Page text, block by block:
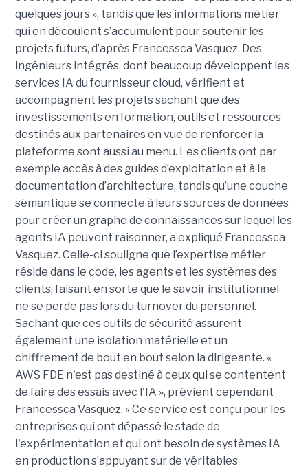
quelques jours », tandis que les informations métier
qui en découlent s’accumulent pour soutenir les
projets futurs, d’après Francessca Vasquez. Des
ingénieurs intégrés, dont beaucoup développent les
services IA du fournisseur cloud, vérifient et
accompagnent les projets sachant que des
investissements en formation, outils et ressources
destinés aux partenaires en vue de renforcer la
plateforme sont aussi au menu. Les clients ont par
exemple accès à des guides d’exploitation et à la
documentation d’architecture, tandis qu’une couche
sémantique se connecte à leurs sources de données
pour créer un graphe de connaissances sur lequel les
agents IA peuvent raisonner, a expliqué Francessca
Vasquez. Celle-ci souligne que l’expertise métier
réside dans le code, les agents et les systèmes des
clients, faisant en sorte que le savoir institutionnel
ne se perde pas lors du turnover du personnel.
Sachant que ces outils de sécurité assurent
également une isolation matérielle et un
chiffrement de bout en bout selon la dirigeante. «
AWS FDE n'est pas destiné à ceux qui se contentent
de faire des essais avec l'IA », prévient cependant
Francessca Vasquez. « Ce service est conçu pour les
entreprises qui ont dépassé le stade de
l'expérimentation et qui ont besoin de systèmes IA
en production s’appuyant sur de véritables